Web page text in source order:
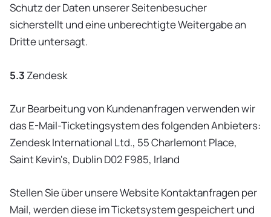
Schutz der Daten unserer Seitenbesucher
sicherstellt und eine unberechtigte Weitergabe an
Dritte untersagt.
5.3 Zendesk
Zur Bearbeitung von Kundenanfragen verwenden wir
das E-Mail-Ticketingsystem des folgenden Anbieters:
Zendesk International Ltd., 55 Charlemont Place,
Saint Kevin's, Dublin D02 F985, Irland
Stellen Sie über unsere Website Kontaktanfragen per
Mail, werden diese im Ticketsystem gespeichert und